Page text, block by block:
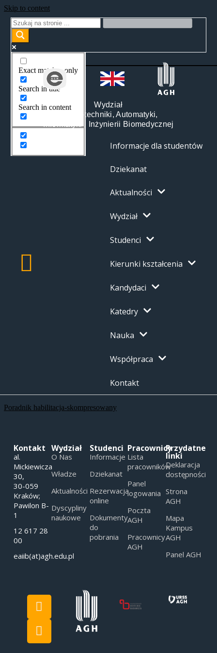
Skip to content
Exact matches only
Search in title
Search in content
Wydział
Elektrotechniki, Automatyki,
Informatyki i Inżynierii Biomedycznej
Informacje dla studentów
Dziekanat
Aktualności
Wydział
Studenci
Kierunki kształcenia
Kandydaci
Katedry
Nauka
Współpraca
Kontakt
Poradnik habilitacja-skompresowany
Kontakt
al.
Mickiewicza
30,
30-059
Kraków;
Pawilon B-
1
12 617 28
00
eaiib(at)agh.edu.pl
Wydział
O Nas
Władze
Aktualności
Dyscypliny
naukowe
Studenci
Informacje
Dziekanat
Rezerwacja
online
Dokumenty
do
pobrania
Pracownicy
Lista
pracowników
Panel
logowania
Poczta
AGH
Pracownicy
AGH
Przydatne
linki
Deklaracja
dostępności
Strona
AGH
Mapa
Kampus
AGH
Panel AGH